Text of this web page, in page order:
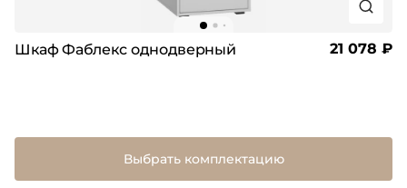
Шкаф Фаблекс однодверный 21 078 ₽
Выбрать комплектацию